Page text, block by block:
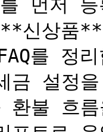
먼저 등
상품**
를 정리
설정
환불 흐